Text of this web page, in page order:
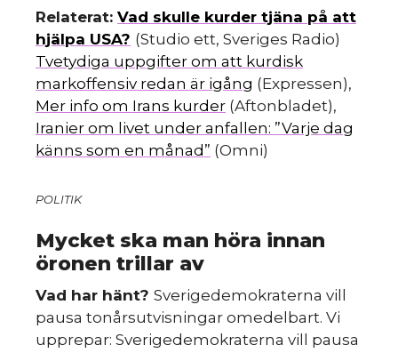
Relaterat: Vad skulle kurder tjäna på att
hjälpa USA? (Studio ett, Sveriges Radio)
Tvetydiga uppgifter om att kurdisk
markoffensiv redan är igång (Expressen),
Mer info om Irans kurder (Aftonbladet),
Iranier om livet under anfallen: ”Varje dag
känns som en månad” (Omni)
POLITIK
Mycket ska man höra innan
öronen trillar av
Vad har hänt? Sverigedemokraterna vill
pausa tonårsutvisningar omedelbart. Vi
upprepar: Sverigedemokraterna vill pausa